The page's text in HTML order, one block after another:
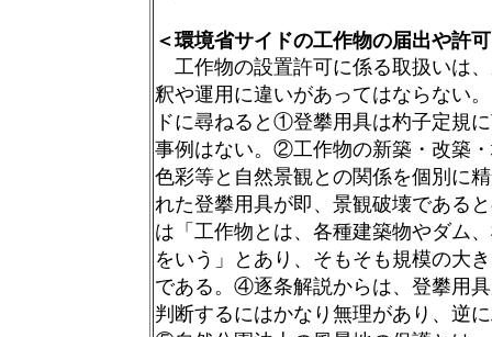
＜環境省サイドの工作物の届出や許
工作物の設置許可に係る取扱いは
釈や運用に違いがあってはならない。
ドに尋ねると①登攀用具は杓子定規
事例はない。②工作物の新築・改築
色彩等と自然景観との関係を個別に
れた登攀用具が即、景観破壊である
は「工作物とは、各種建築物やダム
をいう」とあり、そもそも規模の大
である。④逐条解説からは、登攀用
判断するにはかなり無理があり、逆